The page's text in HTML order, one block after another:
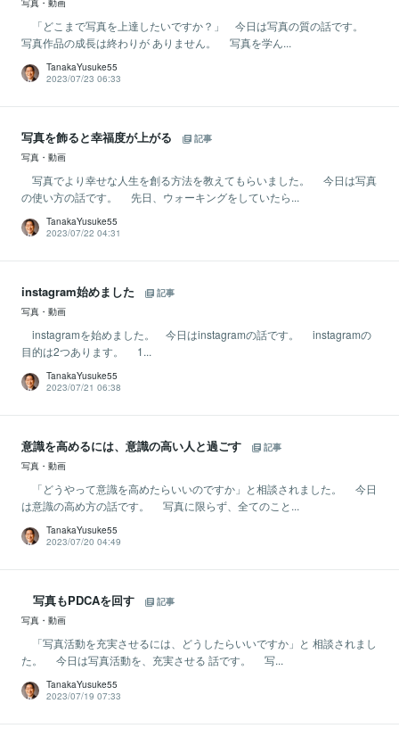
写真・動画
「どこまで写真を上達したいですか？」 今日は写真の質の話です。
写真作品の成長は終わりが ありません。 写真を学ん...
TanakaYusuke55
2023/07/23 06:33
写真を飾ると幸福度が上がる
記事
写真・動画
写真でより幸せな人生を創る方法を教えてもらいました。 今日は写真
の使い方の話です。 先日、ウォーキングをしていたら...
TanakaYusuke55
2023/07/22 04:31
instagram始めました
記事
写真・動画
instagramを始めました。 今日はinstagramの話です。 instagramの
目的は2つあります。 1...
TanakaYusuke55
2023/07/21 06:38
意識を高めるには、意識の高い人と過ごす
記事
写真・動画
「どうやって意識を高めたらいいのですか」と相談されました。 今日
は意識の高め方の話です。 写真に限らず、全てのこと...
TanakaYusuke55
2023/07/20 04:49
写真もPDCAを回す
記事
写真・動画
「写真活動を充実させるには、どうしたらいいですか」と 相談されまし
た。 今日は写真活動を、充実させる 話です。 写...
TanakaYusuke55
2023/07/19 07:33